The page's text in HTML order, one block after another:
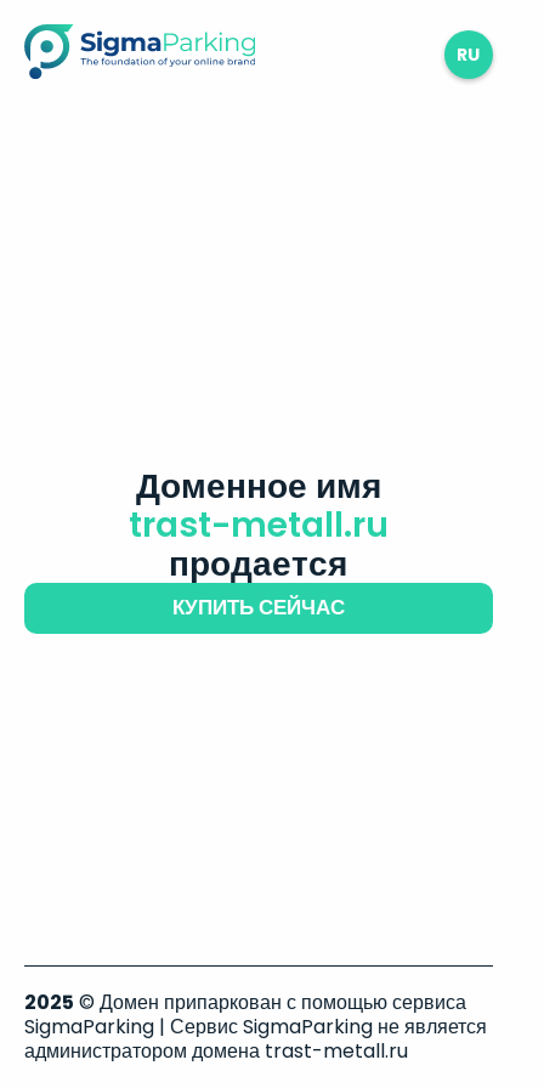
RU
Доменное имя
trast-metall.ru
продается
КУПИТЬ СЕЙЧАС
2025 © Домен припаркован с помощью сервиса
SigmaParking | Сервис SigmaParking не является
администратором домена trast-metall.ru